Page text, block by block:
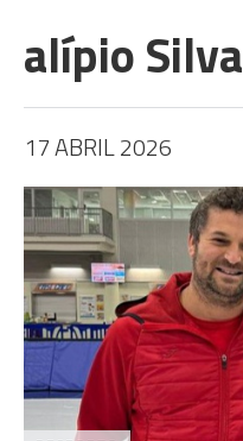
alípio Silva
17 ABRIL 2026